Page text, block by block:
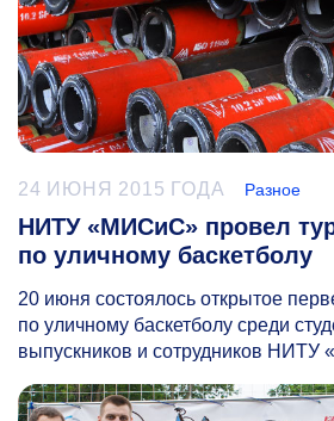
24 ИЮНЯ 2015 ГОДА Разное
НИТУ «МИСиС» провел
по уличному баскетболу
20 июня состоялось открытое
по уличному баскетболу среди
выпускников и сотрудников